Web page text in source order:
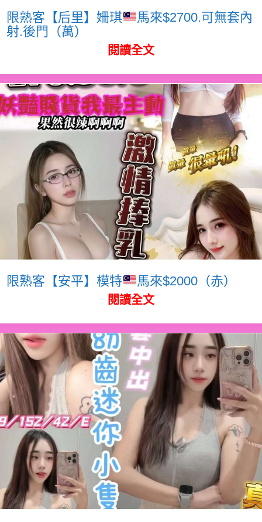
限熟客【后里】姍琪
馬來$2700.可無套內
射.後門（萬）
閱讀全文
限熟客【安平】模特 馬來$2000（赤）
閱讀全文